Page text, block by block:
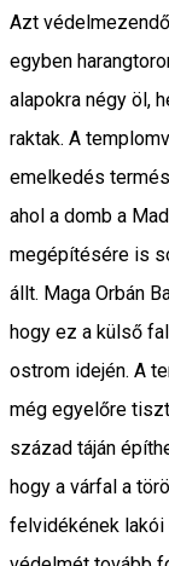
Azt
egyben
alapokra négy öl,
raktak. A
emelkedés
ahol a domb a
megépítésére is
állt. Maga Orbán
hogy ez a külső
ostrom idején. A
még egyelőre
század táján
hogy a várfal a
felvidékének lakói